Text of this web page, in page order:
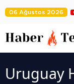
06 Ağustos 2026
Uruguay